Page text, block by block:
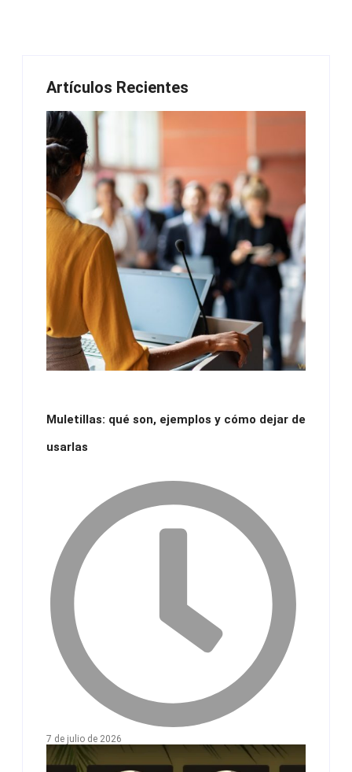
Artículos Recientes
Muletillas: qué son, ejemplos y cómo dejar de
usarlas
7 de julio de 2026